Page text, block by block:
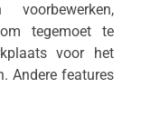
tegemoet te
voor het
Andere features